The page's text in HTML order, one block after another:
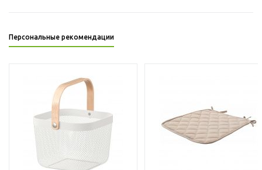
Персональные рекомендации